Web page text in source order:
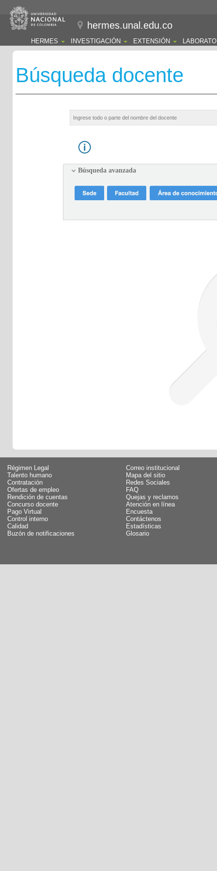
hermes.unal.edu.co
HERMES INVESTIGACIÓN EXTENSIÓN
Búsqueda docente
Búsqueda avanzada
Régimen Legal
Talento humano
Contratación
Ofertas de empleo
Rendición de cuentas
Concurso docente
Pago Virtual
Control interno
Calidad
Buzón de notificaciones
Correo institucional
Mapa del sitio
Redes Sociales
FAQ
Quejas y reclamos
Atención en línea
Encuesta
Contáctenos
Estadísticas
Glosario